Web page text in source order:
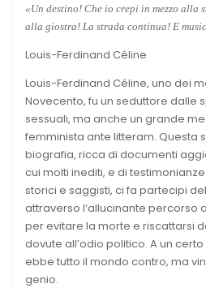
«Un destino! Che io crepi in mezzo alla
alla giostra! La strada continua! E
Louis-Ferdinand Céline
Louis-Ferdinand Céline, uno dei
Novecento, fu un seduttore dalle
sessuali, ma anche un grande
femminista ante litteram. Questa
biografia, ricca di documenti
cui molti inediti, e di
storici e saggisti, ci fa partecipi
attraverso l’allucinante percorso
per evitare la morte e riscattarsi
dovute all’odio politico. A un
ebbe tutto il mondo contro, ma
genio.